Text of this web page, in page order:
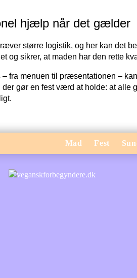
hjælp når det gælder
større logistik, og her kan det
og sikrer, at maden har den rette
– fra menuen til præsentationen –
der gør en fest værd at holde: at
Mad Fest